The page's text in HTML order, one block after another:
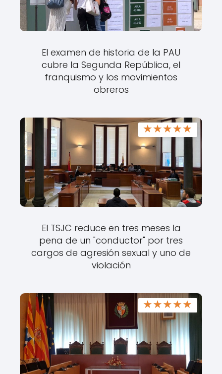
El examen de historia de la PAU
cubre la Segunda República, el
franquismo y los movimientos
obreros
★★★★★
El TSJC reduce en tres meses la
pena de un "conductor" por tres
cargos de agresión sexual y uno de
violación
★★★★★